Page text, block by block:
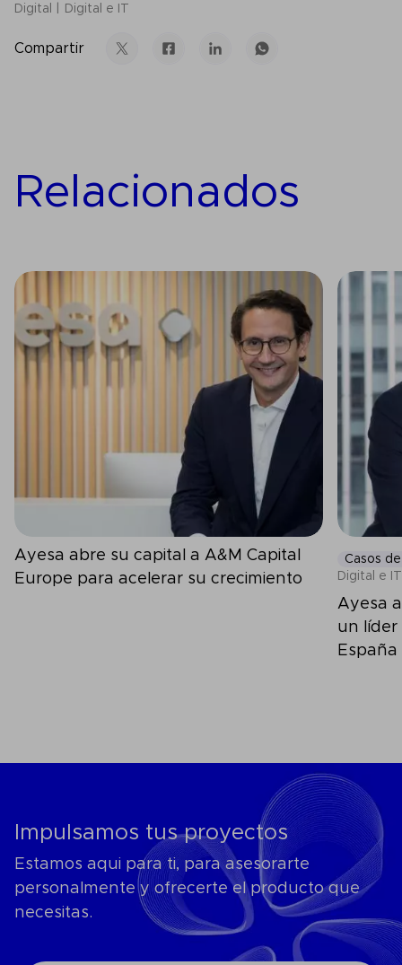
Digital Digital e IT
Compartir
Relacionados
Ayesa abre su capital a A&M Capital
Europe para acelerar su crecimiento
Casos
Digital e IT
Ayesa
un líder
España
Impulsamos tus proyectos
Estamos aqui para ti, para asesorarte
personalmente y ofrecerte el producto que
necesitas.